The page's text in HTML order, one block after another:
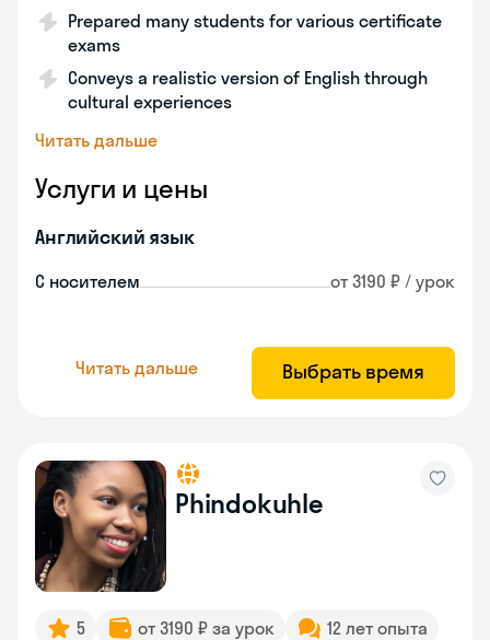
Prepared many students for various certificate
exams
Conveys a realistic version of English through
cultural experiences
Читать дальше
Услуги и цены
Английский язык
С носителем от 3190 ₽ / урок
Читать дальше Выбрать время
Phindokuhle
5 от 3190 ₽ за урок
12 лет опыта